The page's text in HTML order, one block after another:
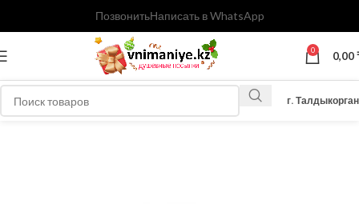
ПозвонитьНаписать в WhatsApp
0 0,00
г. Талдыкорган